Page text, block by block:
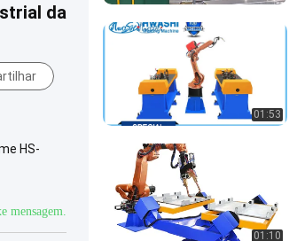
da
HS-
mensagem.
01:53
01:10